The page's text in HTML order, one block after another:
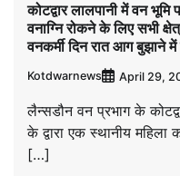
कोटद्वार लालपानी में वन
वनाग्नि रोकने के लिए सभी
वनकर्मी दिन रात आग बुझाने
Kotdwarnews April 29,
लैन्सडौन वन प्रभाग के
के द्वारा एक स्थानीय
[…]